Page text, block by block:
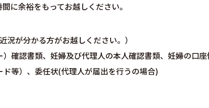
に余裕をもってお越しください。
況が分かる方がお越しください。）
確認書類、妊婦及び代理人の本人確認書類、妊婦の口
等）、委任状(代理人が届出を行うの場合)